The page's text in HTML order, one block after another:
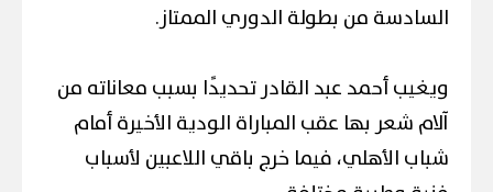
السادسة من بطولة الدوري الممتاز.
ويغيب أحمد عبد القادر تحديدًا بسبب معاناته من
آلام شعر بها عقب المباراة الودية الأخيرة أمام
شباب الأهلي، فيما خرج باقي اللاعبين لأسباب